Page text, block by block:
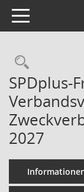
Toggle navigation
SPDplus-
2027